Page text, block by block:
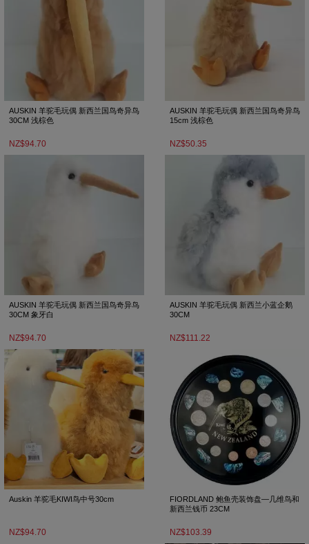
AUSKIN 羊驼毛玩偶 新西兰国鸟奇异鸟
30CM 浅棕色
NZ$94.70
AUSKIN 羊驼毛玩偶 新西兰国鸟奇异鸟
15cm 浅棕色
NZ$50.35
AUSKIN 羊驼毛玩偶 新西兰国鸟奇异鸟
30CM 象牙白
NZ$94.70
AUSKIN 羊驼毛玩偶 新西兰小蓝企鹅
30CM
NZ$111.22
Auskin 羊驼毛KIWI鸟中号30cm
NZ$94.70
FIORDLAND 鲍鱼壳装饰盘—几维鸟和
新西兰钱币 23CM
NZ$103.39